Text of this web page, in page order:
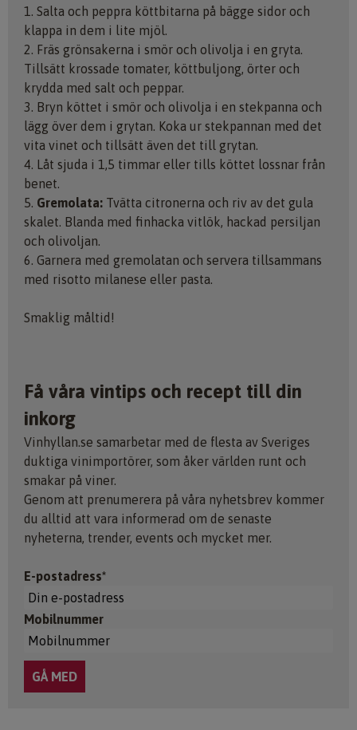
1. Salta och peppra köttbitarna på bägge sidor och
klappa in dem i lite mjöl.
2. Fräs grönsakerna i smör och olivolja i en gryta.
Tillsätt krossade tomater, köttbuljong, örter och
krydda med salt och peppar.
3. Bryn köttet i smör och olivolja i en stekpanna och
lägg över dem i grytan. Koka ur stekpannan med det
vita vinet och tillsätt även det till grytan.
4. Låt sjuda i 1,5 timmar eller tills köttet lossnar från
benet.
5. Gremolata: Tvätta citronerna och riv av det gula
skalet. Blanda med finhacka vitlök, hackad persiljan
och olivoljan.
6. Garnera med gremolatan och servera tillsammans
med risotto milanese eller pasta.
Smaklig måltid!
Få våra vintips och recept till din
inkorg
Vinhyllan.se samarbetar med de flesta av Sveriges
duktiga vinimportörer, som åker världen runt och
smakar på viner.
Genom att prenumerera på våra nyhetsbrev kommer
du alltid att vara informerad om de senaste
nyheterna, trender, events och mycket mer.
E-postadress*
Mobilnummer